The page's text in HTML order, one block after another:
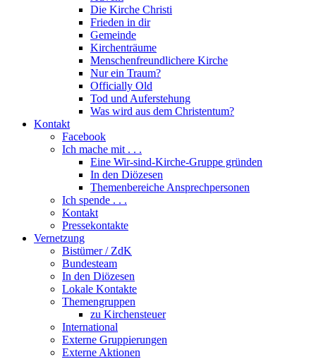
Die Kirche Christi
Frieden in dir
Gemeinde
Kirchenträume
Menschenfreundlichere Kirche
Nur ein Traum?
Officially Old
Tod und Auferstehung
Was wird aus dem Christentum?
Kontakt
Facebook
Ich mache mit . . .
Eine Wir-sind-Kirche-Gruppe gründen
In den Diözesen
Themenbereiche Ansprechpersonen
Ich spende . . .
Kontakt
Pressekontakte
Vernetzung
Bistümer / ZdK
Bundesteam
In den Diözesen
Lokale Kontakte
Themengruppen
zu Kirchensteuer
International
Externe Gruppierungen
Externe Aktionen